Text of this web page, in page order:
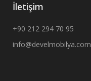
İletişim
+90 212 294 70 95
info@develmobilya.com